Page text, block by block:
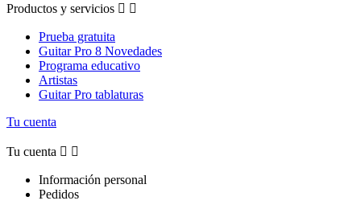
Productos y servicios  
Prueba gratuita
Guitar Pro 8 Novedades
Programa educativo
Artistas
Guitar Pro tablaturas
Tu cuenta
Tu cuenta  
Información personal
Pedidos